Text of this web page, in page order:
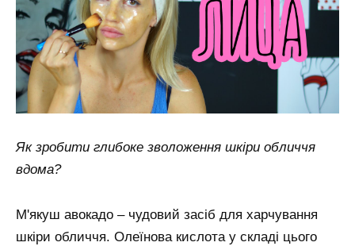
Як зробити глибоке зволоження шкіри обличчя
вдома?
М'якуш авокадо – чудовий засіб для харчування
шкіри обличчя. Олеїнова кислота у складі цього